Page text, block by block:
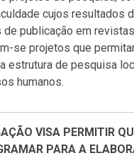
cujos resultados
de publicação em
se projetos que
estrutura de pesquisa
humanos.
VISA PERMITIR
PARA A